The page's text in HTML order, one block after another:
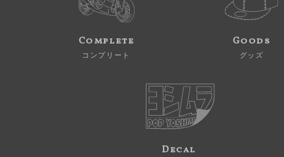
Complete
コンプリート
Goods
グッズ
Decal